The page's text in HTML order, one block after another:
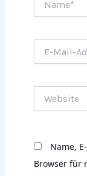
Mail-
Name,
Browser für